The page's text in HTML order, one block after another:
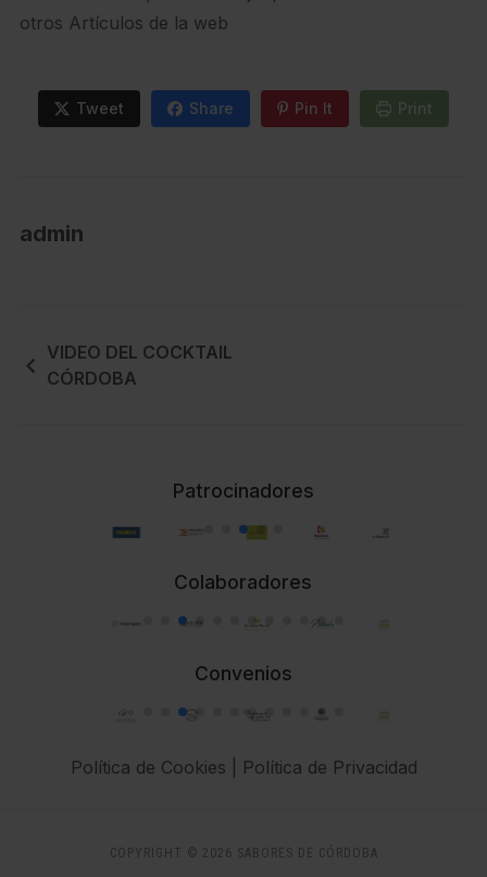
otros Artículos de la web
Tweet Share Pin It Print
admin
VIDEO DEL COCKTAIL
CÓRDOBA
Patrocinadores
Colaboradores
Convenios
Política de Cookies Política de Privacidad
COPYRIGHT © 2026 SABORES DE CÓRDOBA